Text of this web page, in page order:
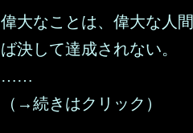
偉大なことは、偉大な人
ば決して達成されない。
……
（→続きはクリック）